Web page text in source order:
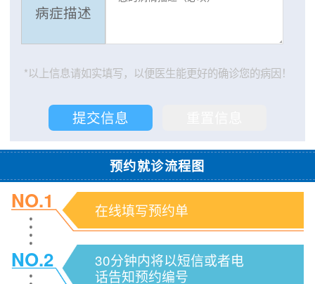
病症描述
*以上信息请如实填写，以便医生能更好的确诊您的病因！
预约就诊流程图
NO.1 在线填写预约单
NO.2
30分钟内将以短信或者电
话告知预约编号